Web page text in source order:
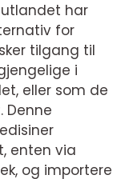
har
for
tilgang til
i
eller som de
Denne
enten via
og importere